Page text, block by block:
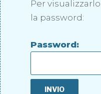
Per
la password:
Password: